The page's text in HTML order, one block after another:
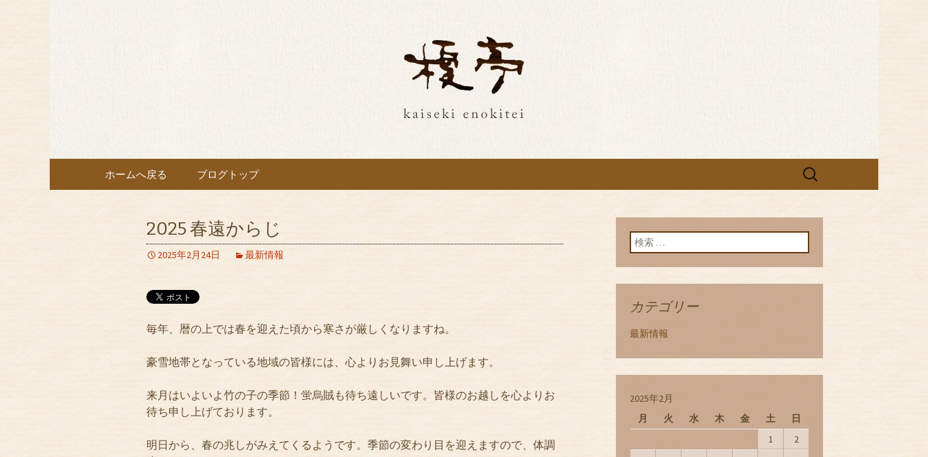
埼玉・所沢の榎亭で特別な和食ご飯を。
最新情報をお届け
コンテンツへ移動
ホームへ戻る ブログトップ
検
2025 春遠からじ
2025年2月24日 最新情報
毎年、暦の上では春を迎えた頃から寒さが厳しくなりますね。
豪雪地帯となっている地域の皆様には、心よりお見舞い申し上げます。
来月はいよいよ竹の子の季節！蛍烏賊も待ち遠しいです。皆様のお越しを心よりお
待ち申し上げております。
明日から、春の兆しがみえてくるようです。季節の変わり目を迎えますので、体調
検索:
カテゴリー
最新情報
2025年2月
月
火 水 木 金 土 日
1
2